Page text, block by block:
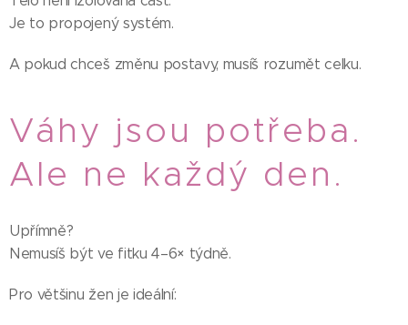
Je to propojený systém.
A pokud chceš změnu postavy, musíš rozumět celku.
Váhy jsou potřeba.
Ale ne každý den.
Upřímně?
Nemusíš být ve fitku 4–6× týdně.
Pro většinu žen je ideální: